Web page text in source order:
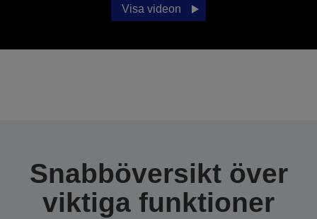
Visa videon
Snabböversikt över
viktiga funktioner